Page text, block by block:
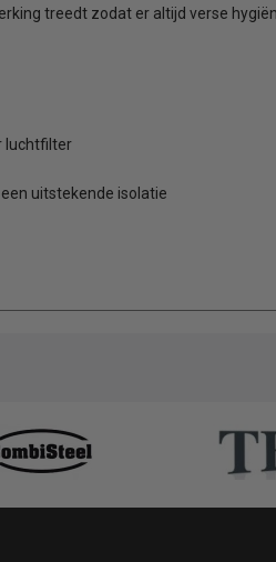
treedt zodat er altijd verse
luchtfilter
uitstekende isolatie